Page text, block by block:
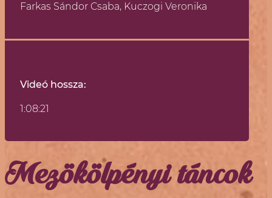
Farkas Sándor Csaba, Kuczogi Veronika
Videó hossza:
1:08:21
Mezökölpényi táncok